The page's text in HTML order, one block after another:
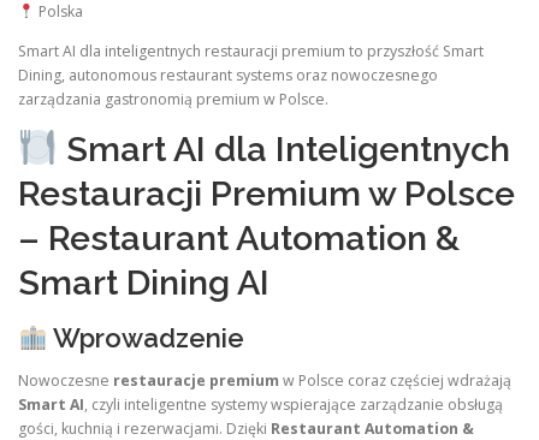
Polska
Smart AI dla inteligentnych restauracji premium to przyszłość Smart
Dining, autonomous restaurant systems oraz nowoczesnego
zarządzania gastronomią premium w Polsce.
Smart AI dla Inteligentnych
Restauracji Premium w Polsce
– Restaurant Automation &
Smart Dining AI
Wprowadzenie
Nowoczesne restauracje premium w Polsce coraz częściej wdrażają
Smart AI, czyli inteligentne systemy wspierające zarządzanie obsługą
gości, kuchnią i rezerwacjami. Dzięki Restaurant Automation &